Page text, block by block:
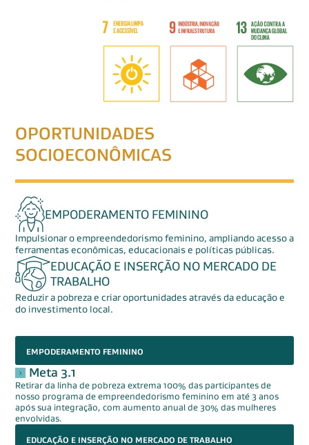
OPORTUNIDADES
SOCIOECONÔMICAS
EMPODERAMENTO FEMININO
Impulsionar o empreendedorismo feminino, ampliando acesso a
ferramentas econômicas, educacionais e políticas públicas.
EDUCAÇÃO E INSERÇÃO NO MERCADO DE
TRABALHO
Reduzir a pobreza e criar oportunidades através da educação e
do investimento local.
EMPODERAMENTO FEMININO
Meta 3.1
Retirar da linha de pobreza extrema 100% das participantes de
nosso programa de empreendedorismo feminino em até 3 anos
após sua integração, com aumento anual de 30% das mulheres
envolvidas.
EDUCAÇÃO E INSERÇÃO NO MERCADO DE TRABALHO